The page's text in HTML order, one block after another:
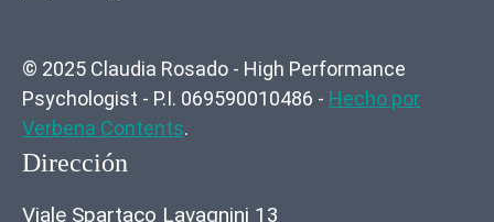
© 2025 Claudia Rosado - High Performance
Psychologist - P.I. 069590010486 - Hecho por
Verbena Contents.
Dirección
Viale Spartaco Lavagnini 13